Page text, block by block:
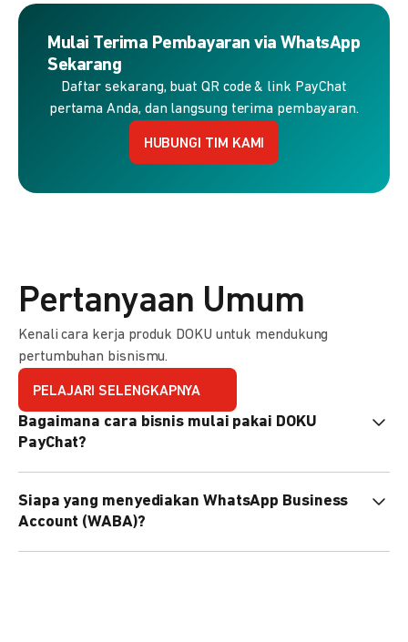
Mulai Terima Pembayaran via WhatsApp
Sekarang
Daftar sekarang, buat QR code & link PayChat
pertama Anda, dan langsung terima pembayaran.
HUBUNGI TIM KAMI
Pertanyaan Umum
Kenali cara kerja produk DOKU untuk mendukung
pertumbuhan bisnismu.
PELAJARI SELENGKAPNYA
Bagaimana cara bisnis mulai pakai DOKU
PayChat?
nanti tim kami bantu setup. Bisa juga pakai nomor
WhatsApp bisnis yang sudah dimiliki sendiri, atau dari
DOKU yang buatkan WhatsApp Bisnis terverifikasi juga
Siapa yang menyediakan WhatsApp Business
Account (WABA)?